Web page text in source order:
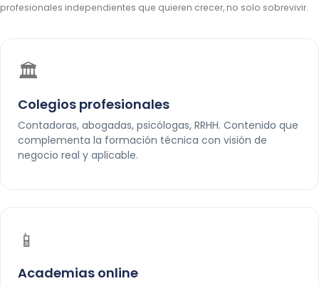
profesionales independientes que quieren crecer, no solo sobrevivir.
🏛️
Colegios profesionales
Contadoras, abogadas, psicólogas, RRHH. Contenido que
complementa la formación técnica con visión de
negocio real y aplicable.
📱
Academias online